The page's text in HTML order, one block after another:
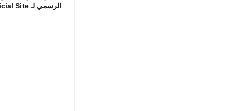
الرسمي لـ HP Official Site (